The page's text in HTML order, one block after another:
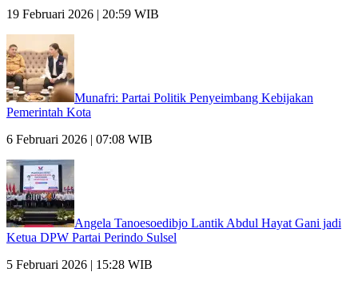
19 Februari 2026 | 20:59 WIB
Munafri: Partai Politik Penyeimbang Kebijakan
Pemerintah Kota
6 Februari 2026 | 07:08 WIB
Angela Tanoesoedibjo Lantik Abdul Hayat Gani jadi
Ketua DPW Partai Perindo Sulsel
5 Februari 2026 | 15:28 WIB